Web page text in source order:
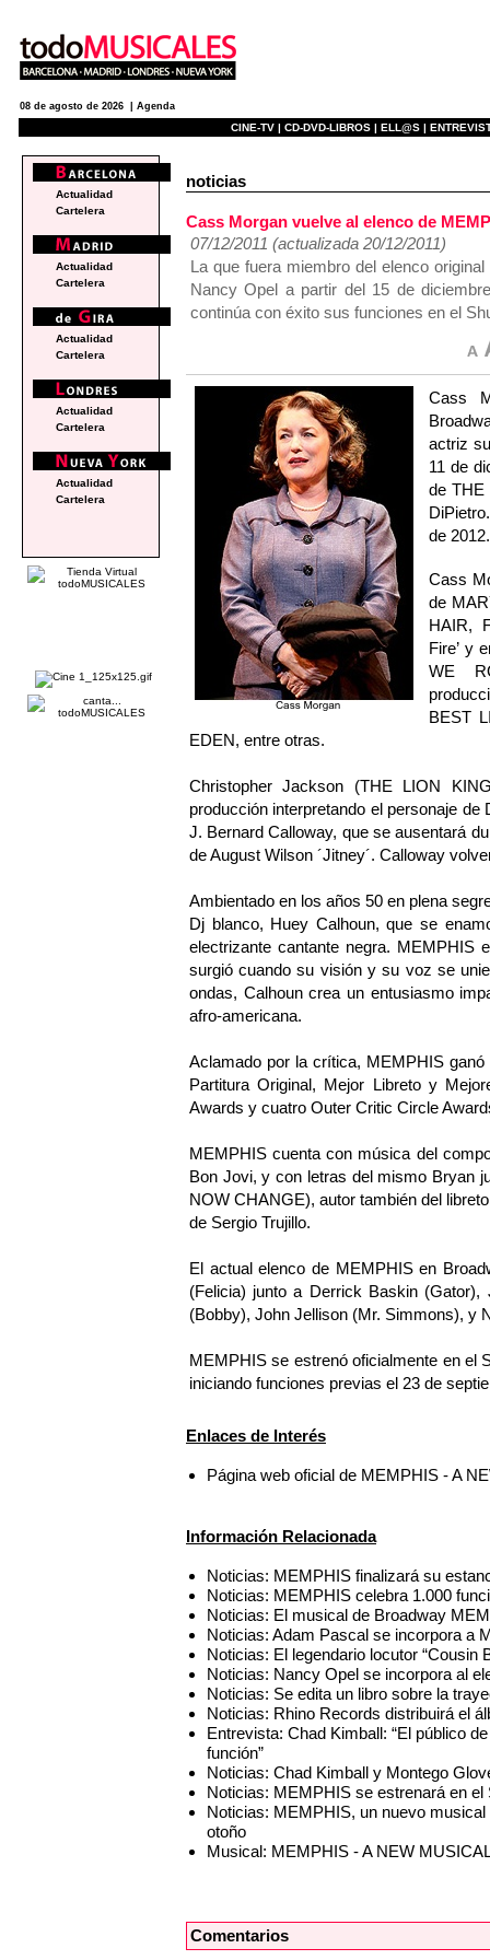
08 de agosto de 2026 | Agenda
CINE-TV | CD-DVD-LIBROS | ELL@S |
noticias
Cass Morgan vuelve al elenco de
07/12/2011 (actualizada 20/12/2011)
La que fuera miembro del elenco
Nancy Opel a partir del 15 de
continúa con éxito sus funciones en el
Cass
actriz
11 de
de THE
de 2012.
Cass
de
HAIR,
Fire’ y
WE
BEST
EDEN, entre otras.
Christopher Jackson (THE LION
producción interpretando el personaje
J. Bernard Calloway, que se ausentará
de August Wilson ´Jitney´. Calloway
Ambientado en los años 50 en plena
Dj blanco, Huey Calhoun, que se
electrizante cantante negra. MEMPHIS
surgió cuando su visión y su voz se
ondas, Calhoun crea un entusiasmo
afro-americana.
Aclamado por la crítica, MEMPHIS
Partitura Original, Mejor Libreto y
Awards y cuatro Outer Critic Circle
MEMPHIS cuenta con música del
Bon Jovi, y con letras del mismo Bryan
NOW CHANGE), autor también del
de Sergio Trujillo.
El actual elenco de MEMPHIS en
(Felicia) junto a Derrick Baskin
(Bobby), John Jellison (Mr. Simmons), y
MEMPHIS se estrenó oficialmente en el
iniciando funciones previas el 23 de
Enlaces de Interés
Página web oficial de MEMPHIS - A
Información Relacionada
Noticias: MEMPHIS finalizará su
Noticias: MEMPHIS celebra 1.000
Noticias: El musical de Broadway
Noticias: Adam Pascal se incorpora a
Noticias: El legendario locutor
Noticias: Nancy Opel se incorpora al
Noticias: Se edita un libro sobre la
Noticias: Rhino Records distribuirá el
Entrevista: Chad Kimball: “El público
función”
Noticias: Chad Kimball y Montego
Noticias: MEMPHIS se estrenará en
Noticias: MEMPHIS, un nuevo
otoño
Musical: MEMPHIS - A NEW
Comentarios
Actualidad
Cartelera
Actualidad
Cartelera
Actualidad
Cartelera
Actualidad
Cartelera
Actualidad
Cartelera